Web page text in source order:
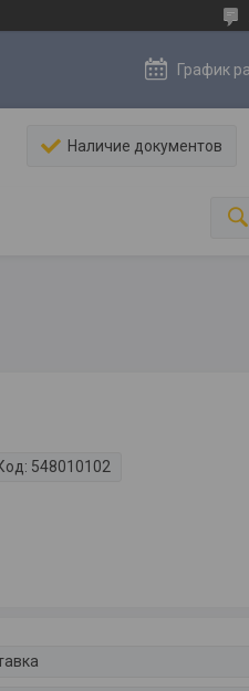
График
Наличие документов
548010102